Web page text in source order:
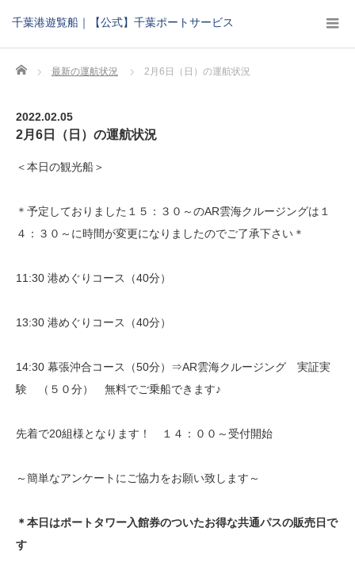
千葉港遊覧船｜【公式】千葉ポートサービス
Home 最新の運航状況 2月6日（日）の運航状況
2022.02.05
2月6日（日）の運航状況
＜本日の観光船＞
＊予定しておりました１５：３０～のAR雲海クルージングは１
４：３０～に時間が変更になりましたのでご了承下さい＊
11:30 港めぐりコース（40分）
13:30 港めぐりコース（40分）
14:30 幕張沖合コース（50分）⇒AR雲海クルージング 実証実
験 （５０分） 無料でご乗船できます♪
先着で20組様となります！ １４：００～受付開始
～簡単なアンケートにご協力をお願い致します～
＊本日はポートタワー入館券のついたお得な共通パスの販売日で
す